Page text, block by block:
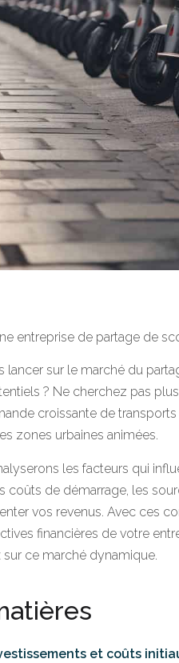
entreprise de partage de
lancer sur le marché du
? Ne cherchez pas
croissante de
zones urbaines animées.
les facteurs qui
coûts de démarrage, les
vos revenus. Avec ces
financières de votre
ce marché dynamique.
et coûts